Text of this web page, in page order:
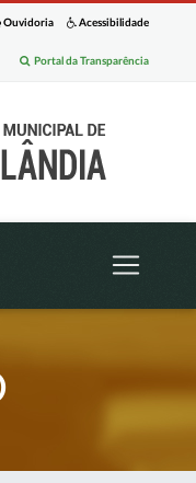
Acessibilidade
Ouvidoria
Portal da Transparência